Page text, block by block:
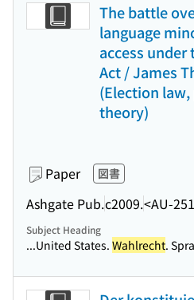
The battle
language
access under
Act / James
(Election
theory)
Paper 図書
Ashgate Pub.c2009.<AU-
Subject Heading
...United States. Wahlrecht.